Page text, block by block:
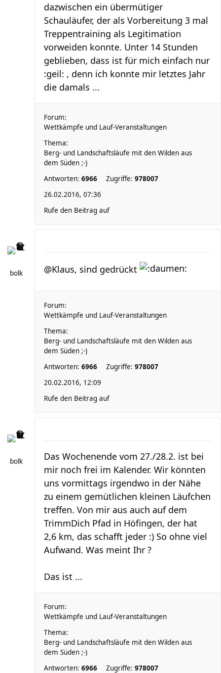
dazwischen ein übermütiger
Schauläufer, der als Vorbereitung 3 mal
Treppentraining als Legitimation
vorweiden konnte. Unter 14 Stunden
geblieben, dass ist für mich einfach nur
:geil: , denn ich konnte mir letztes Jahr
die damals ...
Forum:
Wettkämpfe und Lauf-Veranstaltungen
Thema:
Berg- und Landschaftsläufe mit den Wilden aus
dem Süden ;-)
Antworten: 6966 Zugriffe: 978007
26.02.2016, 07:36
Rufe den Beitrag auf
bolk @Klaus, sind gedrückt
Forum:
Wettkämpfe und Lauf-Veranstaltungen
Thema:
Berg- und Landschaftsläufe mit den Wilden aus
dem Süden ;-)
Antworten: 6966 Zugriffe: 978007
20.02.2016, 12:09
Rufe den Beitrag auf
bolk
Das Wochenende vom 27./28.2. ist bei
mir noch frei im Kalender. Wir könnten
uns vormittags irgendwo in der Nähe
zu einem gemütlichen kleinen Läufchen
treffen. Von mir aus auch auf dem
TrimmDich Pfad in Höfingen, der hat
2,6 km, das schafft jeder :) So ohne viel
Aufwand. Was meint Ihr ?
Das ist ...
Forum:
Wettkämpfe und Lauf-Veranstaltungen
Thema:
Berg- und Landschaftsläufe mit den Wilden aus
dem Süden ;-)
Antworten: 6966 Zugriffe: 978007